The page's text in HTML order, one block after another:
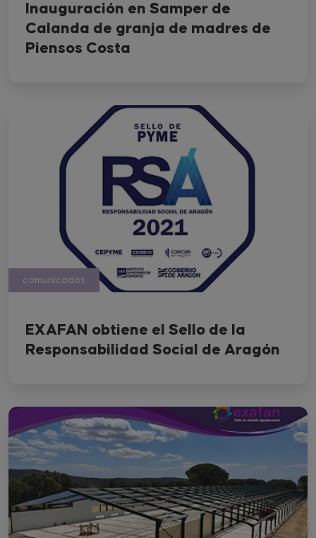
Inauguración en Samper de
Calanda de granja de madres de
Piensos Costa
comunicados
EXAFAN obtiene el Sello de la
Responsabilidad Social de Aragón